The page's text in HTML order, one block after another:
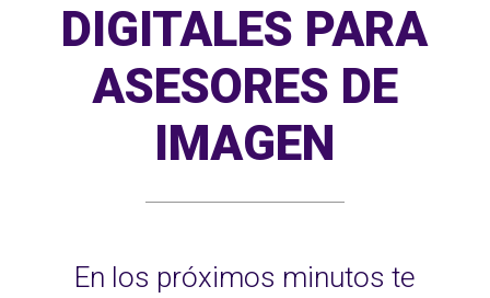
DIGITALES PARA
ASESORES DE
IMAGEN
En los próximos minutos te